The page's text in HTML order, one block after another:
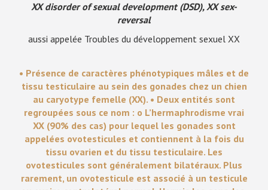
XX disorder of sexual development (DSD), XX sex-
reversal
aussi appelée Troubles du développement sexuel XX
• Présence de caractères phénotypiques mâles et de
tissu testiculaire au sein des gonades chez un chien
au caryotype femelle (XX). • Deux entités sont
regroupées sous ce nom : o L’hermaphrodisme vrai
XX (90% des cas) pour lequel les gonades sont
appelées ovotesticules et contiennent à la fois du
tissu ovarien et du tissu testiculaire. Les
ovotesticules sont généralement bilatéraux. Plus
rarement, un ovotesticule est associé à un testicule